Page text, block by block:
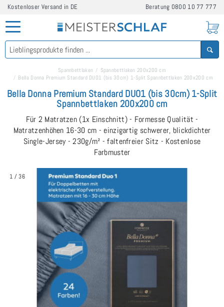
Kostenloser Versand in DE Beratung 0800 10 77 777
Spannbettlaken
Spannbettlaken 200x200 cm
Bella Donna Premium Standard DUO1 (bis 30cm) 1-Split Spannbettlaken 200x200 cm
Bella Donna Premium Standard DUO1 (bis 30cm) 1-Split
Spannbettlaken 200x200 cm
Für 2 Matratzen (1x Einschnitt) - Formesse Qualität -
Matratzenhöhen 16-30 cm - einzigartig schwerer, blickdichter
Single-Jersey - 230g/m² - faltenfreier Sitz - Kostenlose
Farbmuster
1 / 36